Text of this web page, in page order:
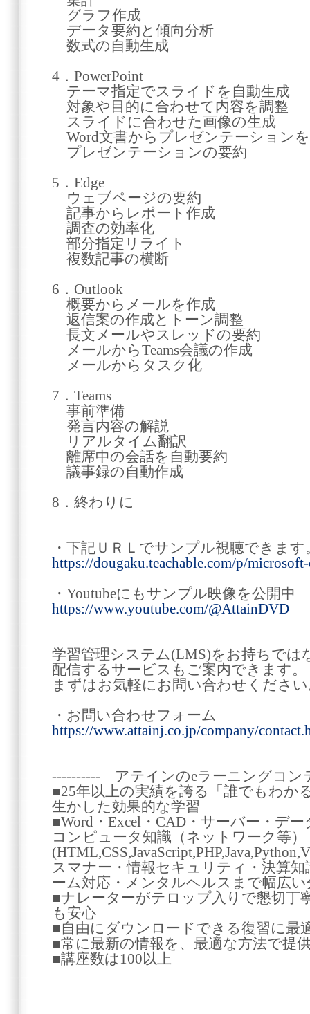
グラフ作成
データ要約と傾向分析
数式の自動生成
4．PowerPoint
テーマ指定でスライドを自動生成
対象や目的に合わせて内容を調整
スライドに合わせた画像の生成
Word文書からプレゼンテーション
プレゼンテーションの要約
5．Edge
ウェブページの要約
記事からレポート作成
調査の効率化
部分指定リライト
複数記事の横断
6．Outlook
概要からメールを作成
返信案の作成とトーン調整
長文メールやスレッドの要約
メールからTeams会議の作成
メールからタスク化
7．Teams
事前準備
発言内容の解説
リアルタイム翻訳
離席中の会話を自動要約
議事録の自動作成
8．終わりに
・下記ＵＲＬでサンプル視聴できます
https://dougaku.teachable.com/p/
・Youtubeにもサンプル映像を公開中
https://www.youtube.com/@AttainDVD
学習管理システム(LMS)をお持ちでは
配信するサービスもご案内できます。
まずはお気軽にお問い合わせくださ
・お問い合わせフォーム
https://www.attainj.co.jp/company/
---------- アテインのeラーニングコ
■25年以上の実績を誇る「誰でもわか
生かした効果的な学習
■Word・Excel・CAD・サーバー・デ
コンピュータ知識（ネットワーク等）
スマナー・情報セキュリティ・決算
ーム対応・メンタルヘルスまで幅広
■ナレーターがテロップ入りで懇切丁
も安心
■自由にダウンロードできる復習に最
■常に最新の情報を、最適な方法で提
■講座数は100以上